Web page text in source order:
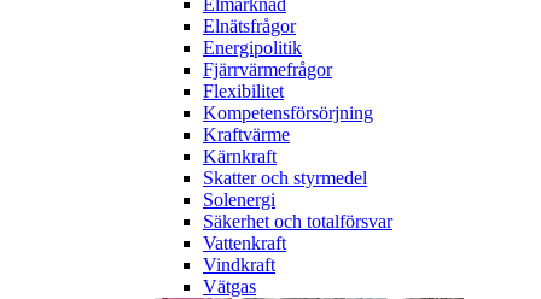
Elmarknad
Elnätsfrågor
Energipolitik
Fjärrvärmefrågor
Flexibilitet
Kompetensförsörjning
Kraftvärme
Kärnkraft
Skatter och styrmedel
Solenergi
Säkerhet och totalförsvar
Vattenkraft
Vindkraft
Vätgas